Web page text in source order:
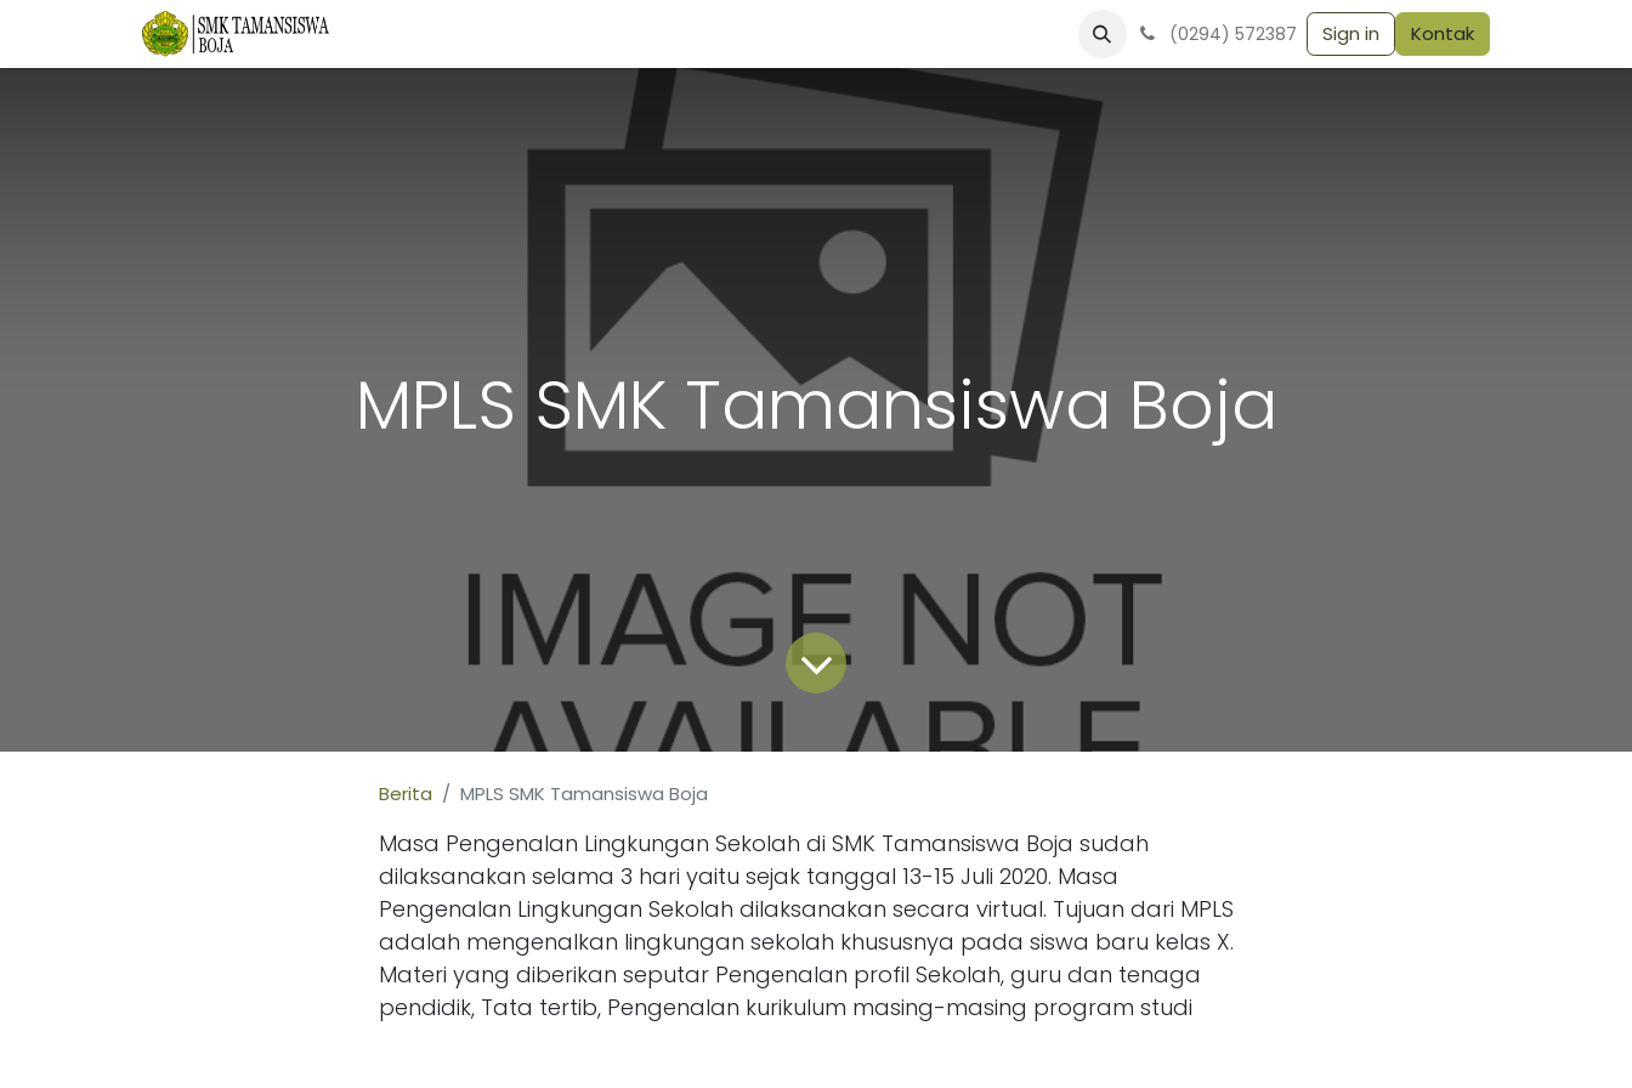
(0294) 572387 Sign in Kontak
MPLS SMK Tamansiswa Boja
Berita MPLS SMK Tamansiswa Boja
Masa Pengenalan Lingkungan Sekolah di SMK Tamansiswa Boja sudah
dilaksanakan selama 3 hari yaitu sejak tanggal 13-15 Juli 2020. Masa
Pengenalan Lingkungan Sekolah dilaksanakan secara virtual. Tujuan dari MPLS
adalah mengenalkan lingkungan sekolah khususnya pada siswa baru kelas X.
Materi yang diberikan seputar Pengenalan profil Sekolah, guru dan tenaga
pendidik, Tata tertib, Pengenalan kurikulum masing-masing program studi